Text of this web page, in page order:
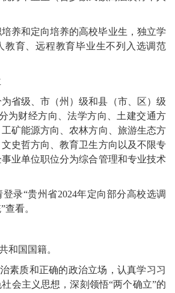
养和定向培养的高校毕业生，独立学
教育、远程教育毕业生不列入选调范
省级、市（州）级和县（市、区）级
为财经方向、法学方向、土建交通方
矿能源方向、农林方向、旅游生态方
史哲方向、教育卫生方向以及不限专
业单位职位分为综合管理和专业技术
录“贵州省2024年定向部分高校选调
看。
和国国籍。
素质和正确的政治立场，认真学习习
会主义思想，深刻领悟“两个确立”的